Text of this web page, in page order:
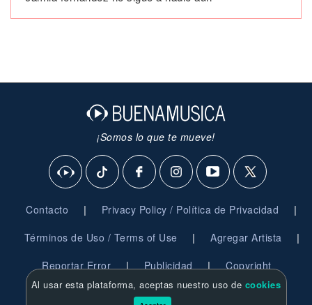
¡Somos lo que te mueve!
Contacto | Privacy Policy / Política de Privacidad |
Términos de Uso / Terms of Use | Agregar Artista |
Reportar Error | Publicidad | Copyright
© 2026 BuenaMusica.com - Derechos Reservados
Al usar esta plataforma, aceptas nuestro uso de cookies